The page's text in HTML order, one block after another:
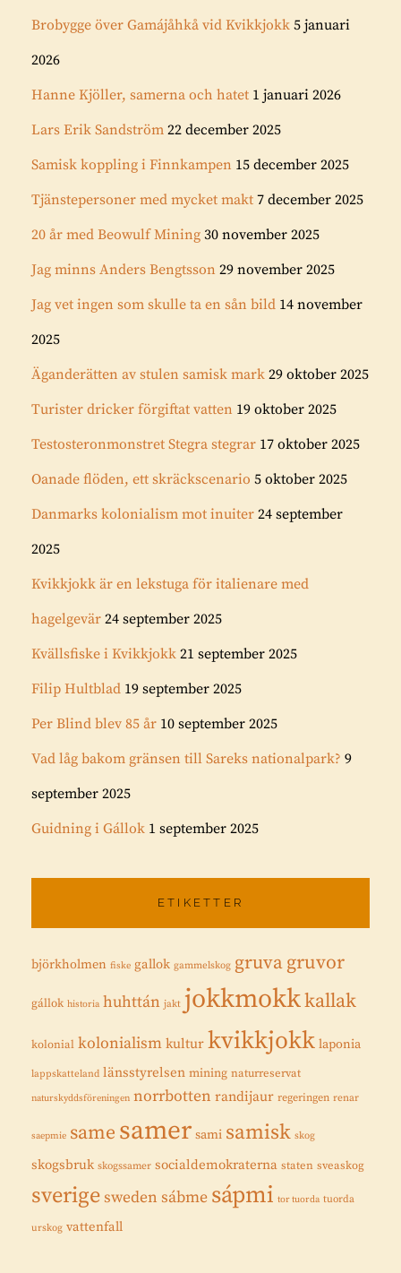
Brobygge över Gamájåhkå vid Kvikkjokk 5 januari
2026
Hanne Kjöller, samerna och hatet 1 januari 2026
Lars Erik Sandström 22 december 2025
Samisk koppling i Finnkampen 15 december 2025
Tjänstepersoner med mycket makt 7 december 2025
20 år med Beowulf Mining 30 november 2025
Jag minns Anders Bengtsson 29 november 2025
Jag vet ingen som skulle ta en sån bild 14 november
2025
Äganderätten av stulen samisk mark 29 oktober 2025
Turister dricker förgiftat vatten 19 oktober 2025
Testosteronmonstret Stegra stegrar 17 oktober 2025
Oanade flöden, ett skräckscenario 5 oktober 2025
Danmarks kolonialism mot inuiter 24 september
2025
Kvikkjokk är en lekstuga för italienare med
hagelgevär 24 september 2025
Kvällsfiske i Kvikkjokk 21 september 2025
Filip Hultblad 19 september 2025
Per Blind blev 85 år 10 september 2025
Vad låg bakom gränsen till Sareks nationalpark? 9
september 2025
Guidning i Gállok 1 september 2025
ETIKETTER
björkholmen fiske gallok gammelskog gruvagruvor
gállok historia huhttán jakt jokkmokkkallak
kolonial kolonialism kultur kvikkjokk laponia
lappskatteland länsstyrelsen mining naturreservat
naturskyddsföreningen norrbotten randijaur regeringen renar
saepmie same samer sami samisk skog
skogsbruk skogssamer socialdemokraterna staten sveaskog
sverige sweden sábme sápmi tor tuorda tuorda
urskog vattenfall